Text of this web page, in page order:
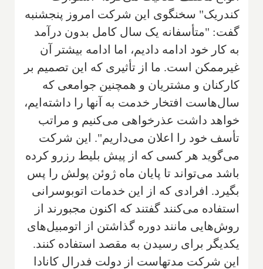
کندریک" سخنگوی این شرکت امروز پنجشنبه
گفت: "متأسفانه یک سال کامل بدون درآمد
به کار خود ادامه دادیم، اما ادامه بیشتر آن
غیرممکن است. ما از تأثیری که این تصمیم بر
کارکنان و مشتریان و همچنین جوامعی که
سال‌هاست افتخار خدمت به آنها را داشته‌ایم،
خواهد داشت عذرخواهی می‌کنیم و مراتب
تأسف خود را اعلان می‌داریم". این شرکت
می‌گوید هر کسی که از پیش بلیط رزرو کرده
باشد می‌تواند تا پایان ماه ژوئن پولش را پس
بگیرد. افرادی که از این خدمات اتوبوسرانی
استفاده می‌کنند گفتند که اکنون مجبورند از
روش‌هایی مانند دوره گذاشتن از اتومبیل‌های
یکدیگر برای رسیدن به مقصد استفاده کنند.
این شرکت مدتهاست از دولت فدرال کانادا